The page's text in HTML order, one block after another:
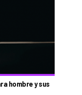
hombre y sus